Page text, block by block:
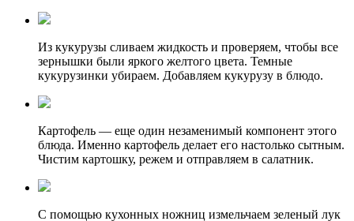
Из кукурузы сливаем жидкость и проверяем, чтобы все
зернышки были яркого желтого цвета. Темные
кукурузинки убираем. Добавляем кукурузу в блюдо.
Картофель — еще один незаменимый компонент этого
блюда. Именно картофель делает его настолько сытным.
Чистим картошку, режем и отправляем в салатник.
С помощью кухонных ножниц измельчаем зеленый лук